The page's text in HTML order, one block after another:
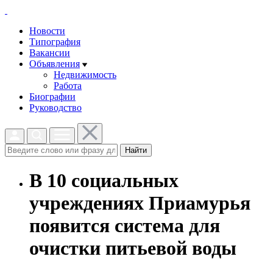
Новости
Типография
Вакансии
Объявления
Недвижимость
Работа
Биографии
Руководство
Найти
В 10 социальных
учреждениях Приамурья
появится система для
очистки питьевой воды